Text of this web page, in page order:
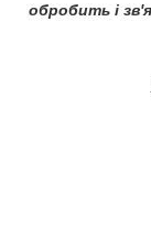
обробить і